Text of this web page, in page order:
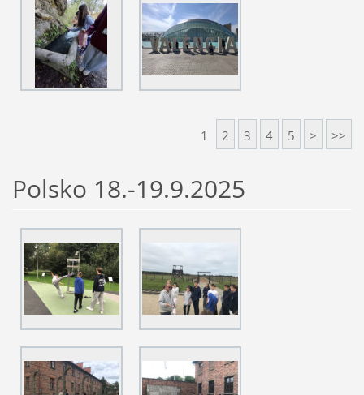
1 2 3 4 5 > >>
Polsko 18.-19.9.2025